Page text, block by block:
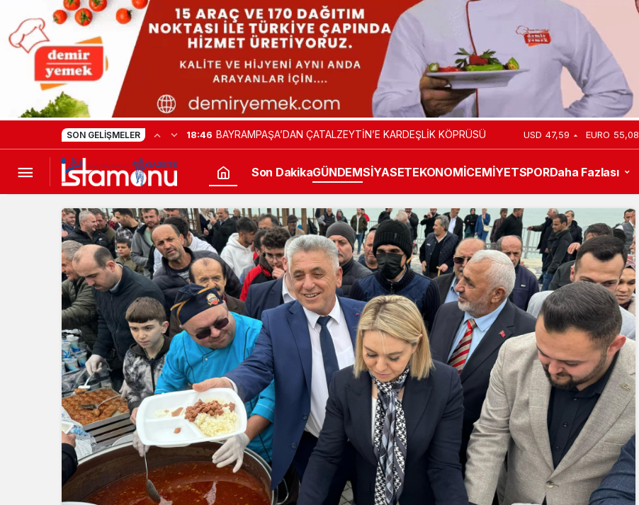
SON GELIŞMELER 18:46 BAYRAMPAŞA’DAN ÇATALZEYTİN’E KARDEŞLİK KÖPRÜSÜ USD 47,59 EURO 55,08
Son DakikaGÜNDEMSİYASETEKONOMİCEMİYETSPORDaha Fazlası
SİYASET
BEYKOZ’DA GÖREVE
ATANDI
BAYRAMPAŞA’DAN
ÇATALZEYTİN’E
KARDEŞLİK KÖPRÜSÜ